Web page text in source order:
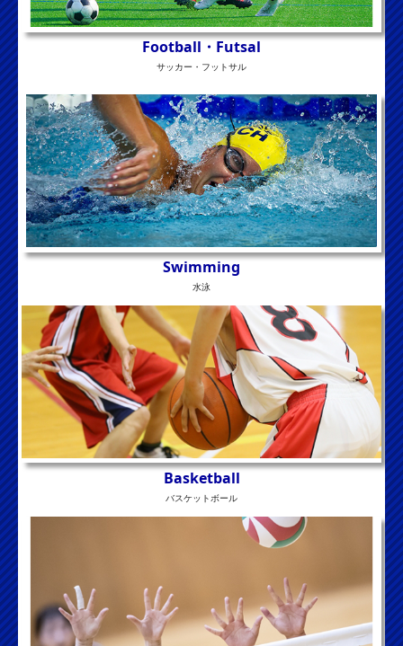
Football・ Futsal
サッカー・フットサル
Swimming
水泳
Basketball
バスケットボール